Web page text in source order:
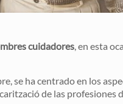
cuidadores, en esta
se ha centrado en los
de las profesiones